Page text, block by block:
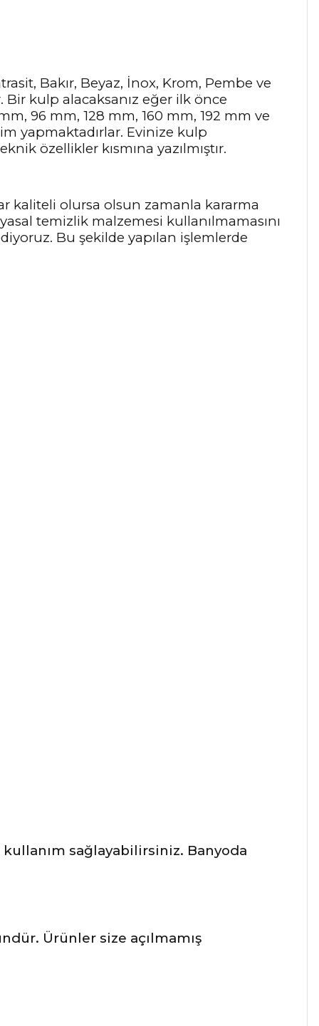
Bakır, Beyaz, İnox, Krom, Pembe ve
kulp alacaksanız eğer ilk önce
96 mm, 128 mm, 160 mm, 192 mm ve
yapmaktadırlar. Evinize kulp
özellikler kısmına yazılmıştır.
kaliteli olursa olsun zamanla kararma
temizlik malzemesi kullanılmamasını
Bu şekilde yapılan işlemlerde
sağlayabilirsiniz. Banyoda
Ürünler size açılmamış